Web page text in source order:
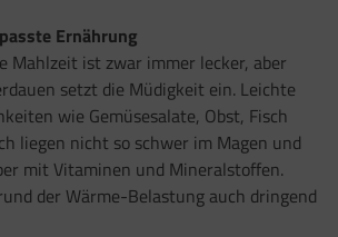
Ernährung
Mahlzeit ist zwar immer lecker, aber
setzt die Müdigkeit ein. Leichte
wie Gemüsesalate, Obst, Fisch
liegen nicht so schwer im Magen und
mit Vitaminen und Mineralstoffen.
der Wärme-Belastung auch dringend